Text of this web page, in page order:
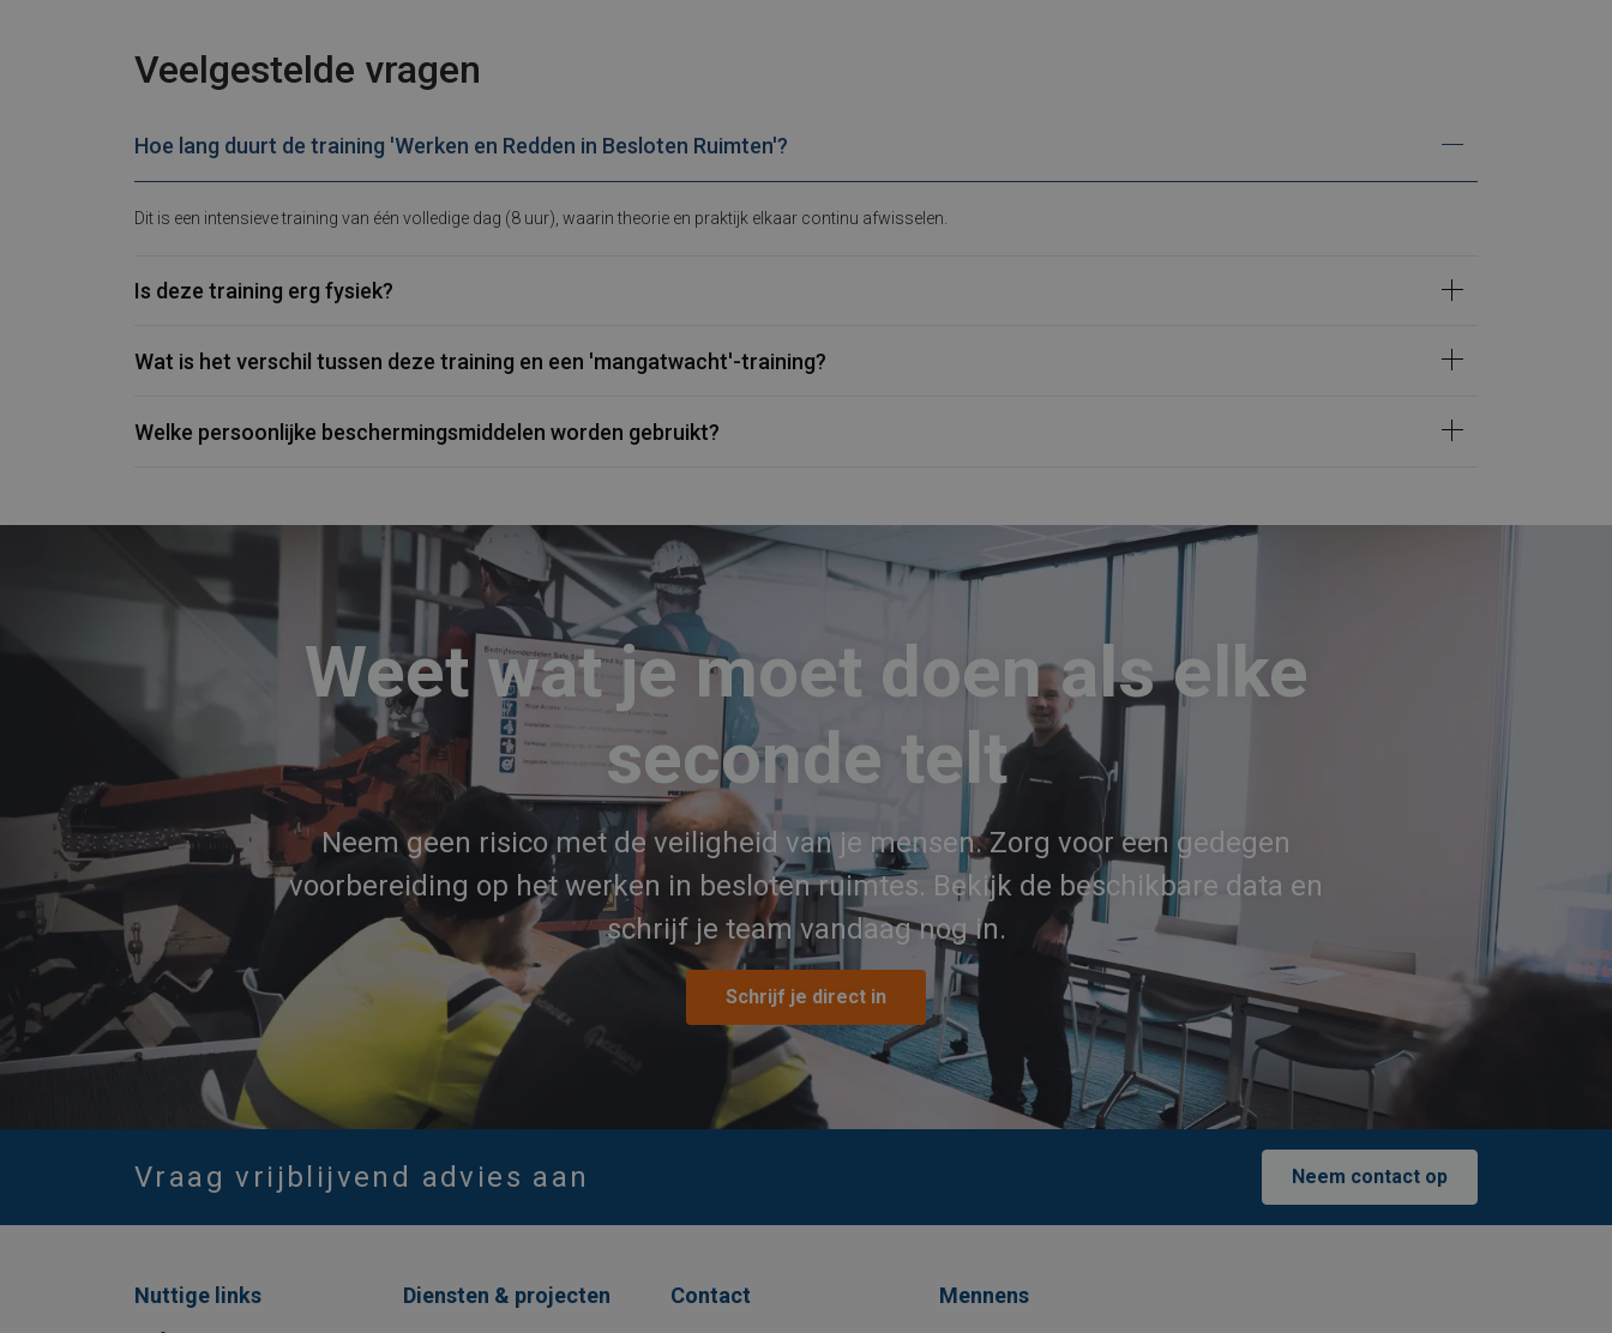
Veelgestelde vragen
Hoe lang duurt de training 'Werken en Redden in Besloten Ruimten'?
Dit is een intensieve training van één volledige dag (8 uur), waarin theorie en praktijk elkaar continu afwisselen.
Is deze training erg fysiek?
Wat is het verschil tussen deze training en een 'mangatwacht'-training?
Welke persoonlijke beschermingsmiddelen worden gebruikt?
Weet wat je moet doen als elke
seconde telt
Neem geen risico met de veiligheid van je mensen. Zorg voor een gedegen
voorbereiding op het werken in besloten ruimtes. Bekijk de beschikbare data en
schrijf je team vandaag nog in.
Schrijf je direct in
Vraag vrijblijvend advies aan Neem contact op
Nuttige links Diensten & projecten Contact Mennens